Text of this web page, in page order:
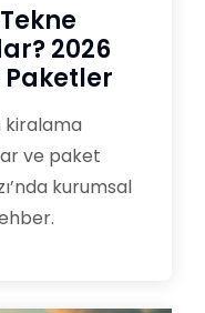
2026
kiralama
ve paket
kurumsal